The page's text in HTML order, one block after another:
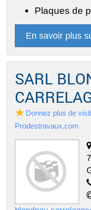
Plaques de
En savoir plus
SARL
Donnez plus de
Prodestravaux.com